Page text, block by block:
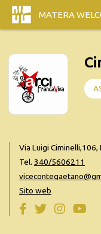
MATERA
Via Luigi Ciminelli,106,
Tel. 340/5606211
Sito web